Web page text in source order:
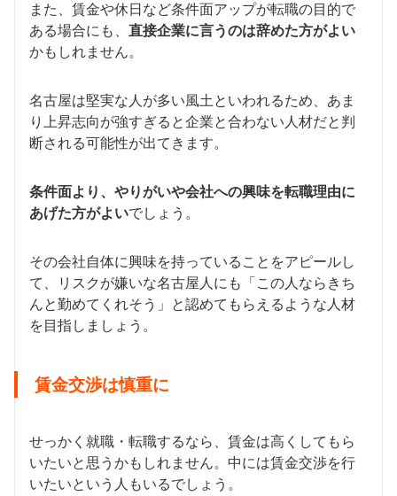
また、賃金や休日など条件面アップが転職の目的で
ある場合にも、 直接企業に言うのは辞めた方がよい
かもしれません。
名古屋は堅実な人が多い風土といわれるため、あま
り上昇志向が強すぎると企業と合わない人材だと判
断される可能性が出てきます。
条件面より、やりがいや会社への興味を転職理由に
あげた方がよいでしょう。
その会社自体に興味を持っていることをアピールし
て、リスクが嫌いな名古屋人にも「この人ならきち
んと勤めてくれそう」と認めてもらえるような人材
を目指しましょう。
賃金交渉は慎重に
せっかく就職・転職するなら、賃金は高くしてもら
いたいと思うかもしれません。中には賃金交渉を行
いたいという人もいるでしょう。